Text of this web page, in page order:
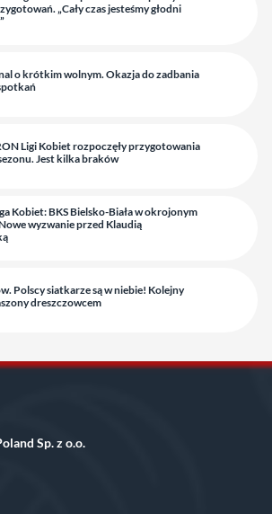
„Cały czas jesteśmy głodni
o krótkim wolnym. Okazja do zadbania
Ligi Kobiet rozpoczęły przygotowania
Jest kilka braków
Kobiet: BKS Bielsko-Biała w okrojonym
wyzwanie przed Klaudią
Polscy siatkarze są w niebie! Kolejny
dreszczowcem
Sp. z o.o.